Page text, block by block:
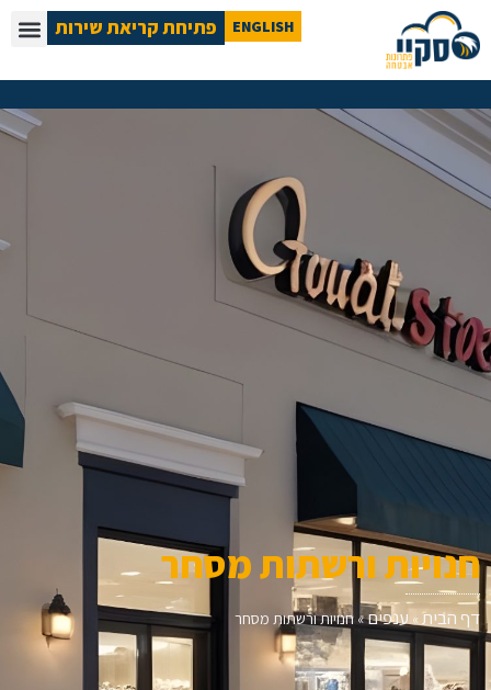
פתיחת קריאת שירות ENGLISH
חנויות ורשתות מסחר
דף הבית» ענפים»חנויות ורשתות מסחר